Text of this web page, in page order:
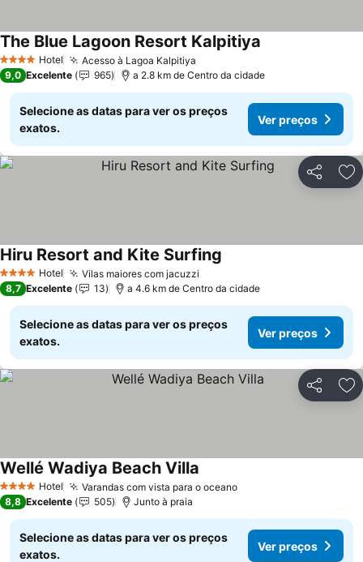
4 EstrelasHotel Acesso à Lagoa Kalpitiya
The Blue Lagoon Resort Kalpitiya
9,0 Excelente 965 a 2.8 km de Centro da cidade
Selecione as datas para ver os preços
exatos.
Ver preços
Partilhar
4 EstrelasHotel Vilas maiores com jacuzzi
Hiru Resort and Kite Surfing
8,7 Excelente 13 a 4.6 km de Centro da cidade
Selecione as datas para ver os preços
exatos.
Ver preços
Partilhar
4 EstrelasHotel Varandas com vista para o oceanoVer preços
Wellé Wadiya Beach Villa
8,8 Excelente 505 Junto à praia
Selecione as datas para ver os preços
exatos.
Ver preços